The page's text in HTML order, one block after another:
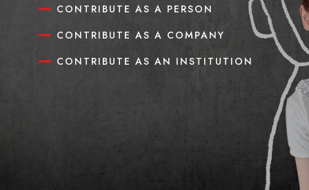
CONTRIBUTE AS A PERSON
CONTRIBUTE AS A COMPANY
CONTRIBUTE AS AN INSTITUTION